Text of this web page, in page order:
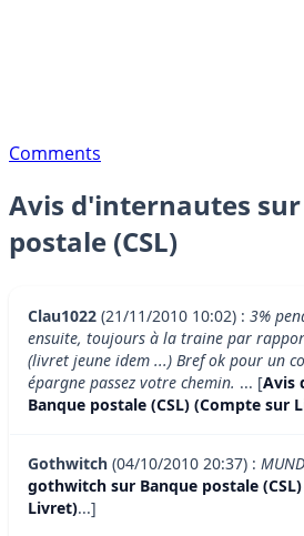
Comments
Avis d'internautes
postale (CSL)
Clau1022 (21/11/2010 10:02) : 3%
ensuite, toujours à la traine par
(livret jeune idem ...) Bref ok pour un
épargne passez votre chemin. ... [Avis
Banque postale (CSL) (Compte sur
Gothwitch (04/10/2010 20:37) :
gothwitch sur Banque postale
Livret)...]